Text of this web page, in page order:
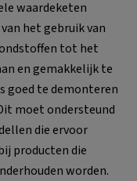
waardeketen
het gebruik van
tot het
en gemakkelijk te
goed te demonteren
moet ondersteund
die ervoor
producten die
worden.